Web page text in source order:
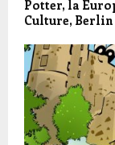
Potter, la
Culture, Berlin